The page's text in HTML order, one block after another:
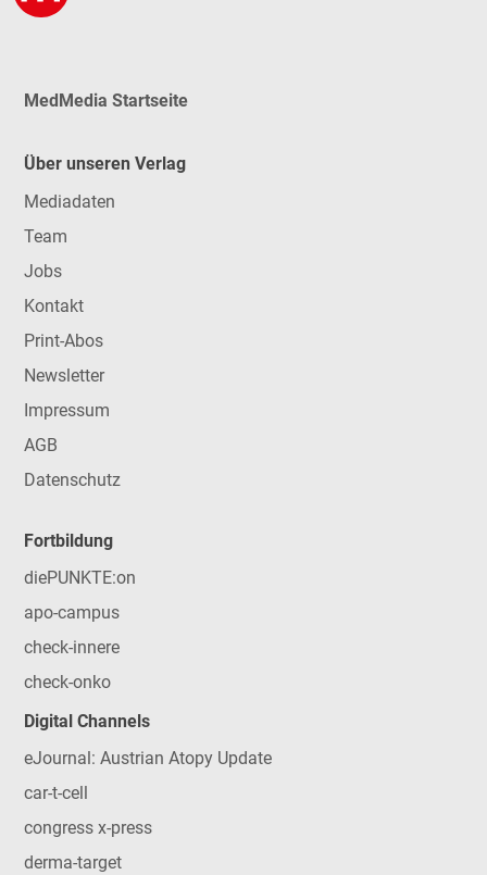
MedMedia Startseite
Über unseren Verlag
Mediadaten
Team
Jobs
Kontakt
Print-Abos
Newsletter
Impressum
AGB
Datenschutz
Fortbildung
diePUNKTE:on
apo-campus
check-innere
check-onko
Digital Channels
eJournal: Austrian Atopy Update
car-t-cell
congress x-press
derma-target